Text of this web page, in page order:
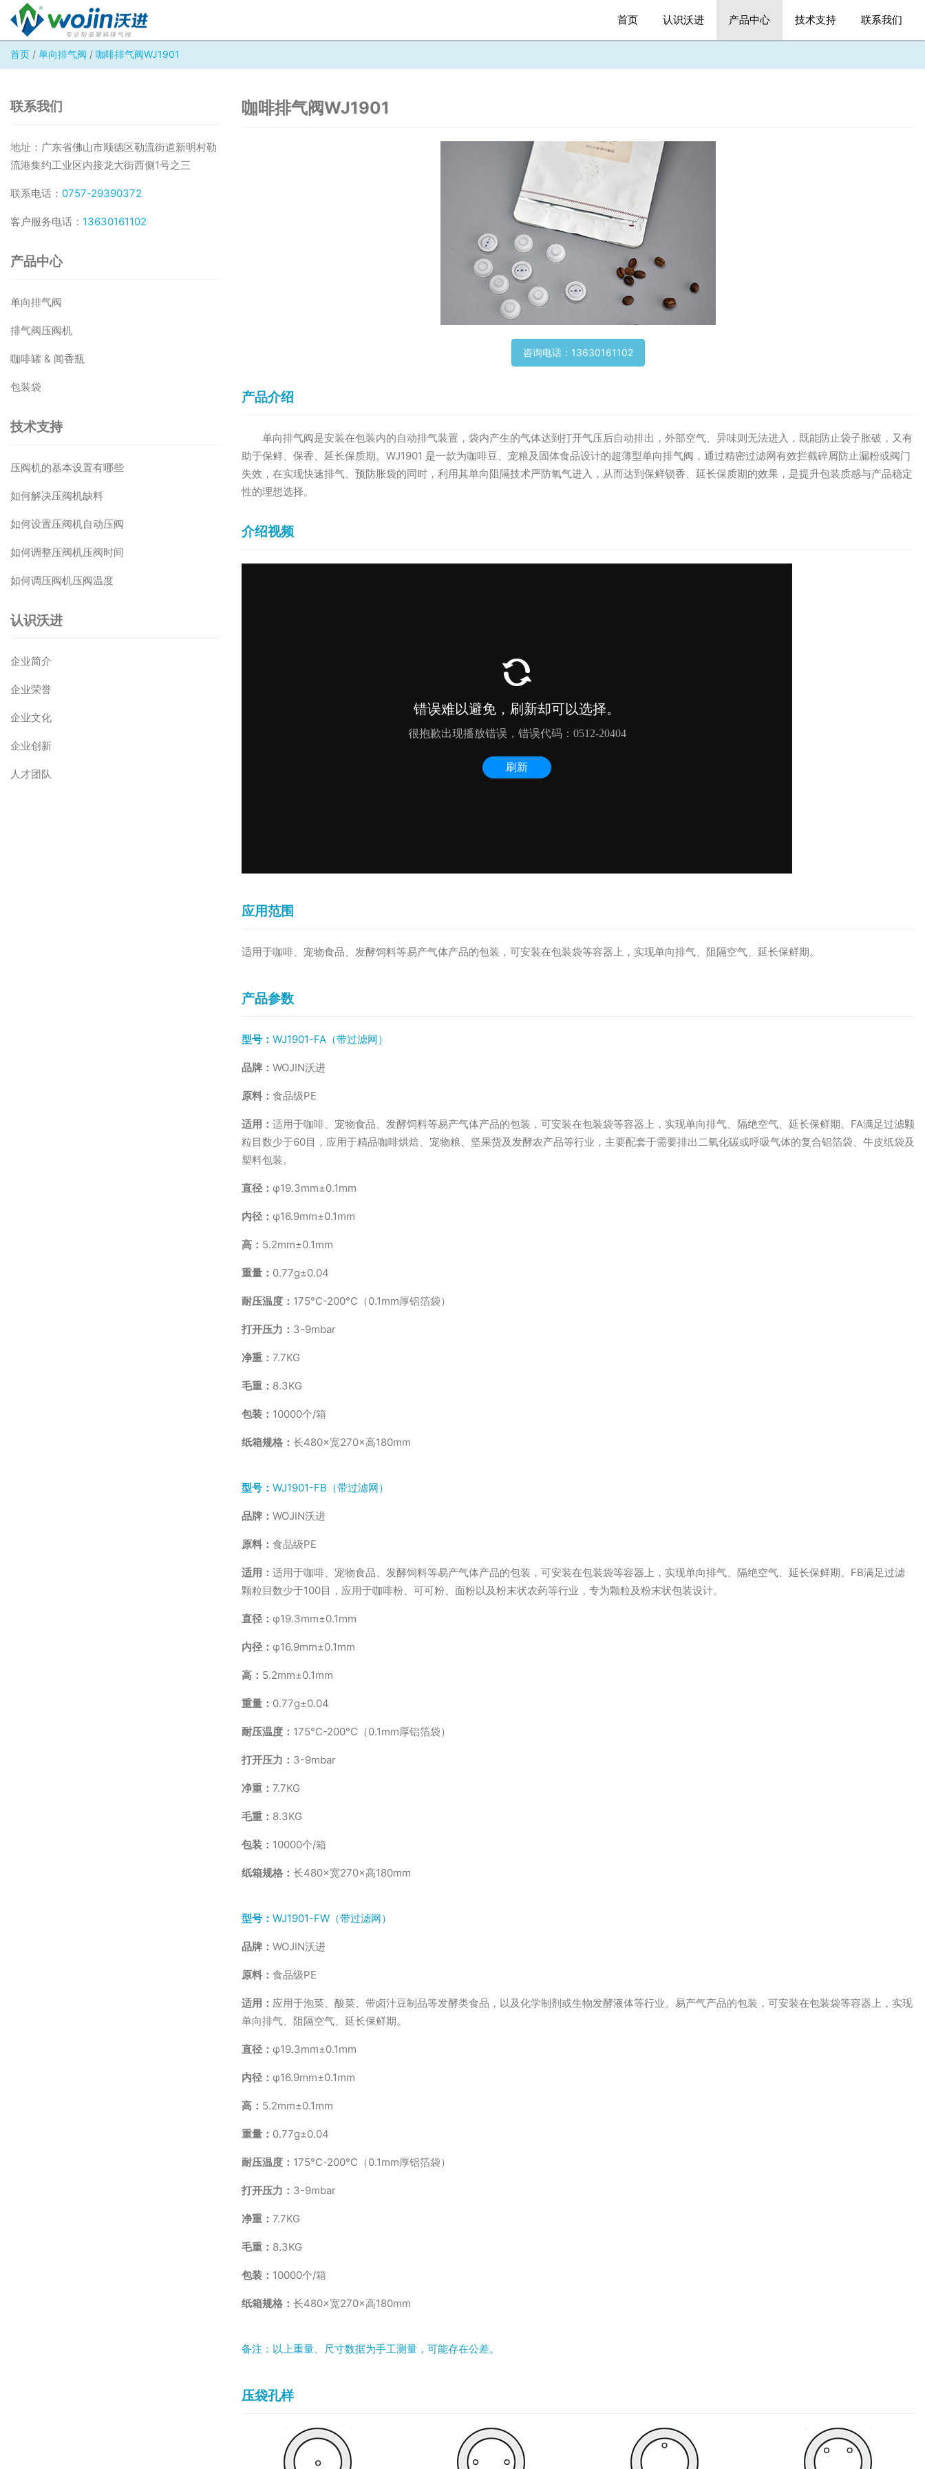
首页 认识沃进 产品中心 技术支持 联系我们
首页 / 单向排气阀 / 咖啡排气阀WJ1901
联系我们
地址：广东省佛山市顺德区勒流街道新明村勒
流港集约工业区内接龙大街西侧1号之三
联系电话： 0757-29390372
客户服务电话： 13630161102
产品中心
单向排气阀
排气阀压阀机
咖啡罐 & 闻香瓶
包装袋
技术支持
压阀机的基本设置有哪些
如何解决压阀机缺料
如何设置压阀机自动压阀
如何调整压阀机压阀时间
如何调压阀机压阀温度
认识沃进
企业简介
企业荣誉
企业文化
企业创新
人才团队
咖啡排气阀WJ1901
咨询电话：13630161102
产品介绍
单向排气阀是安装在包装内的自动排气装置，袋内产生的气体达到打开气压后自动排出，外部空气、异味则无法进入，既能防止袋子胀破，又有
助于保鲜、保香、延长保质期。WJ1901 是一款为咖啡豆、宠粮及固体食品设计的超薄型单向排气阀，通过精密过滤网有效拦截碎屑防止漏粉或阀门
失效，在实现快速排气、预防胀袋的同时，利用其单向阻隔技术严防氧气进入，从而达到保鲜锁香、延长保质期的效果，是提升包装质感与产品稳定
性的理想选择。
介绍视频
应用范围
适用于咖啡、宠物食品、发酵饲料等易产气体产品的包装，可安装在包装袋等容器上，实现单向排气、阻隔空气、延长保鲜期。
产品参数
型号： WJ1901-FA（带过滤网）
品牌： WOJIN沃进
原料： 食品级PE
适用： 适用于咖啡、宠物食品、发酵饲料等易产气体产品的包装，可安装在包装袋等容器上，实现单向排气、隔绝空气、延长保鲜期。FA满足过滤颗
粒目数少于60目，应用于精品咖啡烘焙、宠物粮、坚果货及发酵农产品等行业，主要配套于需要排出二氧化碳或呼吸气体的复合铝箔袋、牛皮纸袋及
塑料包装。
直径： φ19.3mm±0.1mm
内径： φ16.9mm±0.1mm
高： 5.2mm±0.1mm
重量： 0.77g±0.04
耐压温度： 175°C-200°C（0.1mm厚铝箔袋）
打开压力： 3-9mbar
净重： 7.7KG
毛重： 8.3KG
包装： 10000个/箱
纸箱规格： 长480×宽270×高180mm
型号： WJ1901-FB（带过滤网）
品牌： WOJIN沃进
原料： 食品级PE
适用： 适用于咖啡、宠物食品、发酵饲料等易产气体产品的包装，可安装在包装袋等容器上，实现单向排气、隔绝空气、延长保鲜期。FB满足过滤
颗粒目数少于100目，应用于咖啡粉、可可粉、面粉以及粉末状农药等行业，专为颗粒及粉末状包装设计。
直径： φ19.3mm±0.1mm
内径： φ16.9mm±0.1mm
高： 5.2mm±0.1mm
重量： 0.77g±0.04
耐压温度： 175°C-200°C（0.1mm厚铝箔袋）
打开压力： 3-9mbar
净重： 7.7KG
毛重： 8.3KG
包装： 10000个/箱
纸箱规格： 长480×宽270×高180mm
型号： WJ1901-FW（带过滤网）
品牌： WOJIN沃进
原料： 食品级PE
适用： 应用于泡菜、酸菜、带卤汁豆制品等发酵类食品，以及化学制剂或生物发酵液体等行业。易产气产品的包装，可安装在包装袋等容器上，实现
单向排气、阻隔空气、延长保鲜期。
直径： φ19.3mm±0.1mm
内径： φ16.9mm±0.1mm
高： 5.2mm±0.1mm
重量： 0.77g±0.04
耐压温度： 175°C-200°C（0.1mm厚铝箔袋）
打开压力： 3-9mbar
净重： 7.7KG
毛重： 8.3KG
包装： 10000个/箱
纸箱规格： 长480×宽270×高180mm
备注：以上重量、尺寸数据为手工测量，可能存在公差。
压袋孔样